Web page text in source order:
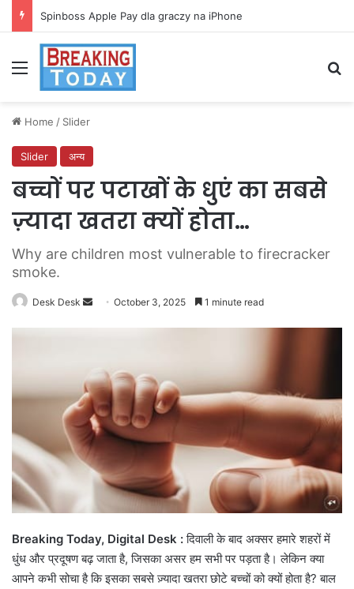
Spinboss Apple Pay dla graczy na iPhone
Menu
Home / Slider
Slider अन्य
बच्चों पर पटाखों के धुएं का सबसे
ज़्यादा खतरा क्यों होता…
Why are children most vulnerable to firecracker
smoke.
Desk Desk
SendOctober 3, 2025 1 minute read
Breaking Today, Digital Desk :दिवाली के बाद अक्सर हमारे शहरों में
धुंध और प्रदूषण बढ़ जाता है, जिसका असर हम सभी पर पड़ता है। लेकिन क्या
आपने कभी सोचा है कि इसका सबसे ज़्यादा खतरा छोटे बच्चों को क्यों होता है? बाल